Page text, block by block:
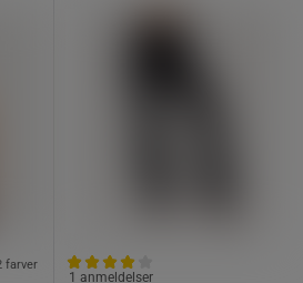
farver
1 anmeldelser